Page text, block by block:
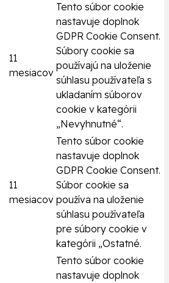
11
mesiacov
Tento súbor cookie
nastavuje doplnok
GDPR Cookie Consent.
Súbory cookie sa
používajú na uloženie
súhlasu používateľa s
ukladaním súborov
cookie v kategórii
„Nevyhnutné“.
11
mesiacov
Tento súbor cookie
nastavuje doplnok
GDPR Cookie Consent.
Súbor cookie sa
používa na uloženie
súhlasu používateľa
pre súbory cookie v
kategórii „Ostatné.
Tento súbor cookie
nastavuje doplnok